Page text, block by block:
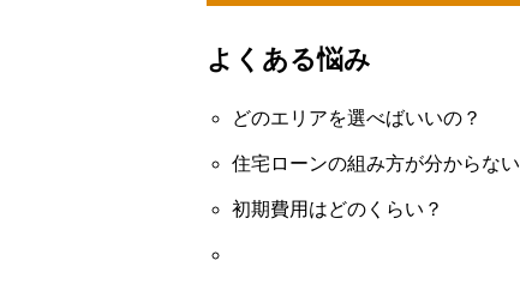
よくある悩み
どのエリアを選べばいいの？
住宅ローンの組み方が分からない
初期費用はどのくらい？